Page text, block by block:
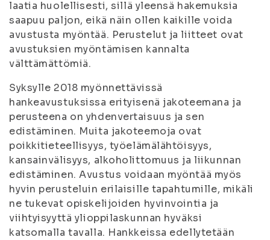
laatia huolellisesti, sillä yleensä hakemuksia
saapuu paljon, eikä näin ollen kaikille voida
avustusta myöntää. Perustelut ja liitteet ovat
avustuksien myöntämisen kannalta
välttämättömiä.
Syksylle 2018 myönnettävissä
hankeavustuksissa erityisenä jakoteemana ja
perusteena on yhdenvertaisuus ja sen
edistäminen. Muita jakoteemoja ovat
poikkitieteellisyys, työelämälähtöisyys,
kansainvälisyys, alkoholittomuus ja liikunnan
edistäminen. Avustus voidaan myöntää myös
hyvin perusteluin erilaisille tapahtumille, mikäli
ne tukevat opiskelijoiden hyvinvointia ja
viihtyisyyttä ylioppilaskunnan hyväksi
katsomalla tavalla. Hankkeissa edellytetään